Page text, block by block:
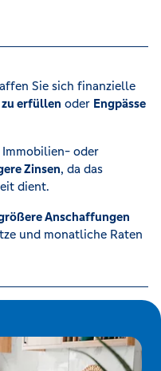
Sie sich finanzielle
erfüllen oder Engpässe
oder
Zinsen, da das
dient.
Anschaffungen
und monatliche Raten